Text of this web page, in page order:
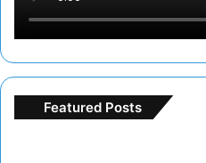
Featured Posts